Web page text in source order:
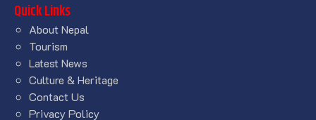
Quick Links
About Nepal
Tourism
Latest News
Culture & Heritage
Contact Us
Privacy Policy